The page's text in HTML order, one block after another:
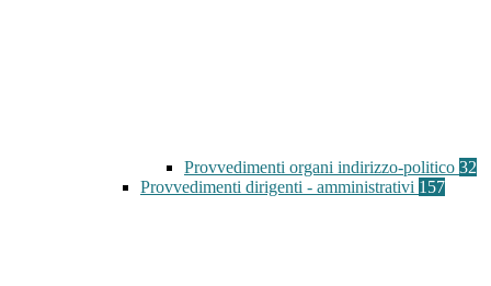
Provvedimenti organi indirizzo-politico 32
Provvedimenti dirigenti - amministrativi 157